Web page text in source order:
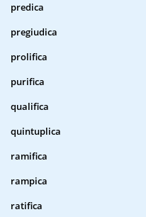
predica
pregiudica
prolifica
purifica
qualifica
quintuplica
ramifica
rampica
ratifica